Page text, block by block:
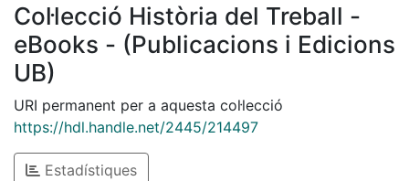
Contacte
Col·lecció Història del Treball -
eBooks - (Publicacions i Edicions
UB)
URI permanent per a aquesta col·lecció
https://hdl.handle.net/2445/214497
Estadístiques